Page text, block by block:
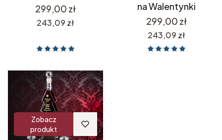
Cena
299,00 zł
Cena
243,09 zł
na Walentynki
Cena
299,00 zł
Cena
243,09 zł
Zobacz
produkt